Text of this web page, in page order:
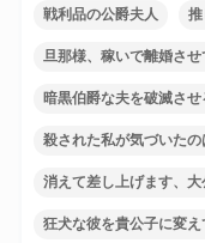
戦利品の公爵夫人
旦那様、稼いで離婚させ
暗黒伯爵な夫を破滅させ
殺された私が気づいたの
消えて差し上げます、大
狂犬な彼を貴公子に変え